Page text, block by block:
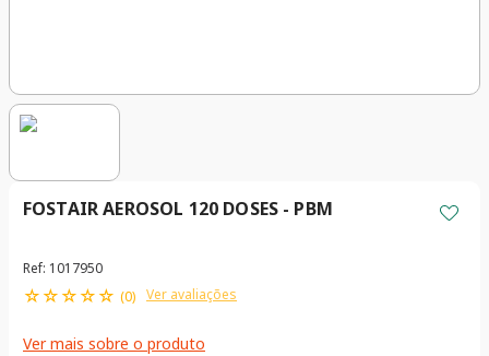
FOSTAIR AEROSOL 120 DOSES - PBM
Ref: 1017950
☆☆☆☆☆ (0) Ver avaliações
Ver mais sobre o produto